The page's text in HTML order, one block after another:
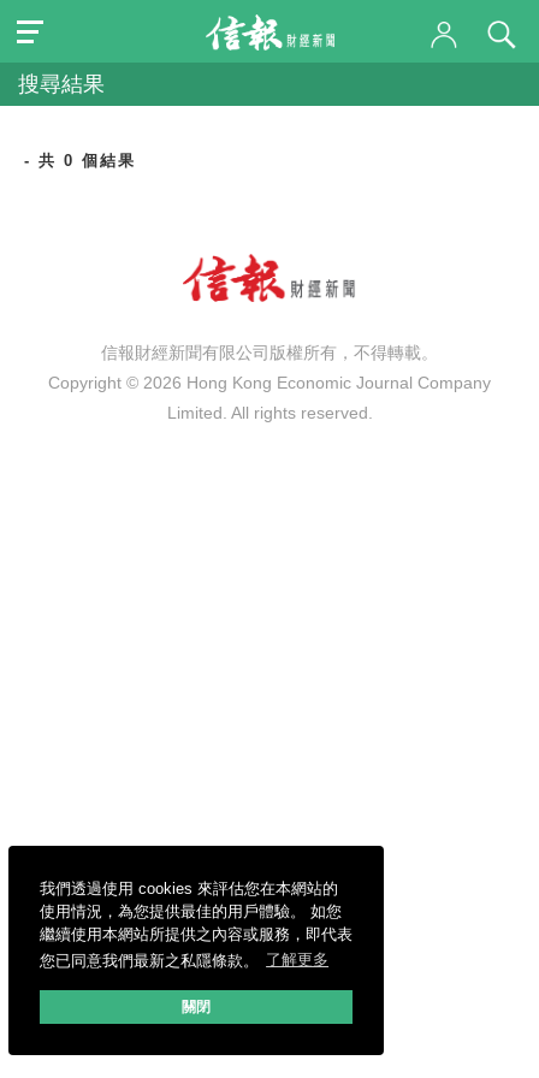
我們透過使用 cookies 來評估您在本網站的
使用情況，為您提供最佳的用戶體驗。 如您
繼續使用本網站所提供之內容或服務，即代表
您已同意我們最新之私隱條款。
了解更多
關閉
搜尋結果
- 共 0 個結果
信報財經新聞有限公司版權所有，不得轉載。
Copyright © 2026 Hong Kong Economic Journal Company
Limited. All rights reserved.